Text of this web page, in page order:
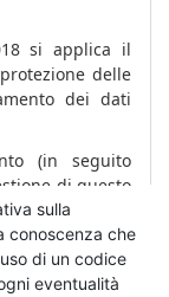
si applica il
delle
dei dati
(in seguito
di questo
inclusi
presenti sul
riconosciuti dal
sulla
conoscenza che
di un codice
eventualità